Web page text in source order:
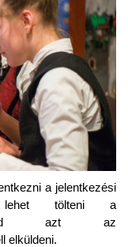
a jelentkezési
tölteni a
azt az
elküldeni.